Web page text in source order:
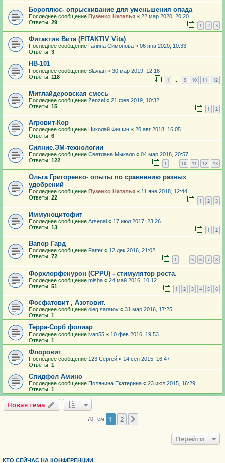
Бороплюс- опрыскивание для уменьшения опада
Последнее сообщение Пузенко Наталья « 22 мар 2020, 20:20
Ответы: 29 1 2 3
Фитактив Вита (FITAKTIV Vita)
Последнее сообщение Галина Симонова « 06 янв 2020, 10:33
Ответы: 3
HB-101
Последнее сообщение Slavian « 30 мар 2019, 12:16
Ответы: 118 1 … 9 10 11 12
Митлайдеровская смесь
Последнее сообщение Zenzel « 21 фев 2019, 10:32
Ответы: 15 1 2
Агровит-Кор
Последнее сообщение Николай Фишин « 20 авг 2018, 16:05
Ответы: 6
Сияние.ЭМ-технологии
Последнее сообщение Светлана Мыкало « 04 мар 2018, 20:57
Ответы: 122 1 … 10 11 12 13
Ольга Григоренко- опыты по сравнению разных
удобрений
Последнее сообщение Пузенко Наталья « 11 янв 2018, 12:44
Ответы: 22 1 2 3
Иммуноцитофит
Последнее сообщение Arsenal « 17 июл 2017, 23:26
Ответы: 13 1 2
Вапор Гард
Последнее сообщение Fatter « 12 дек 2016, 21:02
Ответы: 72 1 … 5 6 7 8
Форхлорфенурон (CPPU) - стимулятор роста.
Последнее сообщение misha « 24 май 2016, 10:12
Ответы: 51 1 2 3 4 5 6
Фосфатовит , Азотовит.
Последнее сообщение oleg.saratov « 31 мар 2016, 17:25
Ответы: 1
Терра-Сорб фолиар
Последнее сообщение ivan55 « 10 фев 2016, 19:53
Ответы: 1
Флоровит
Последнее сообщение 123 Сергей « 14 сен 2015, 16:47
Ответы: 1
Спидфол Амино
Последнее сообщение Полянина Екатерина « 23 июл 2015, 16:29
Ответы: 1
Новая тема
70 тем 1 2
Перейти
КТО СЕЙЧАС НА КОНФЕРЕНЦИИ